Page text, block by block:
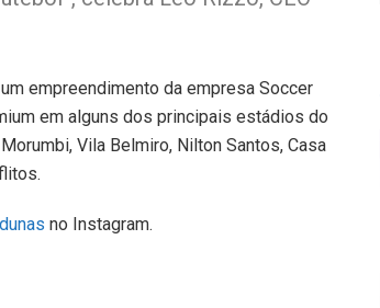
empreendimento da empresa Soccer
em alguns dos principais estádios do
Vila Belmiro, Nilton Santos, Casa
no Instagram.